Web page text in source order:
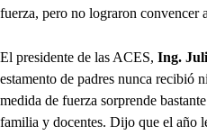
fuerza, pero no lograron convencer
El presidente de las ACES, Ing.
estamento de padres nunca recibió
medida de fuerza sorprende
familia y docentes. Dijo que el año